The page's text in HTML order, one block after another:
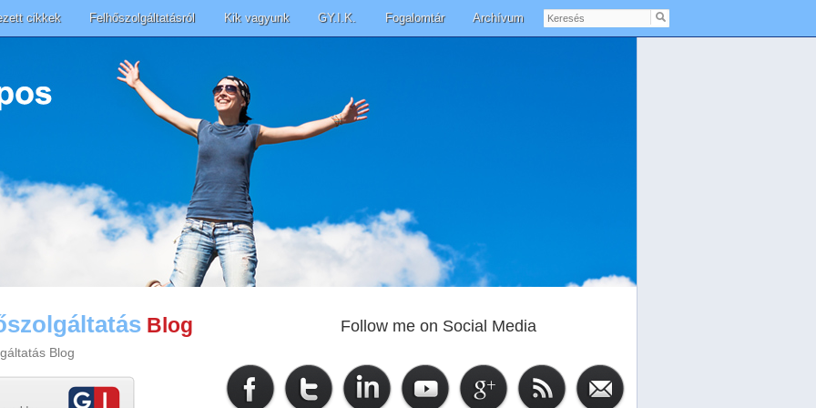
cikkek Felhőszolgáltatásról Kik vagyunk GY.I.K. Fogalomtár Archívum
Keresés
Blog
Blog
Follow me on Social Media